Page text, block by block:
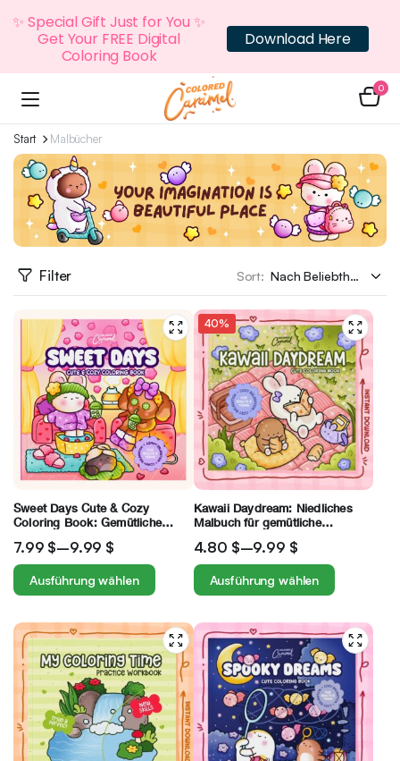
0
Start Malbücher
Filter Sort:
Sweet Days Cute & Cozy
Coloring Book: Gemütliche
und Teenager
7.99 $–9.99 $
Ausführung wählen
40%
Kawaii Daydream: Niedliches
Malbuch für gemütliche
4.80 $–9.99 $
Ausführung wählen
✨ Special Gift Just for You ✨
Get Your FREE Digital
Coloring Book
Download Here